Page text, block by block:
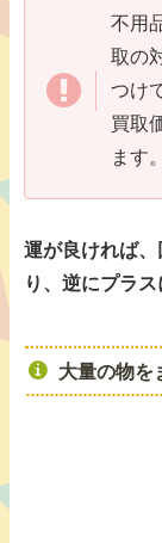
不用
取の
つけ
買取
ます。
運が良ければ
り、逆にプラ
大量の物を